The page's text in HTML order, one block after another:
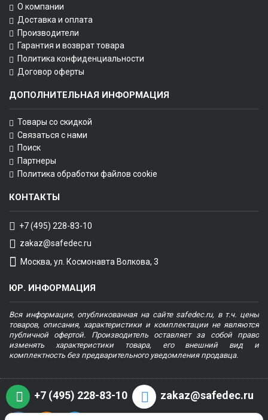
О компании
Доставка и оплата
Производители
Гарантия и возврат товара
Политика конфиденциальности
Договор оферты
ДОПОЛНИТЕЛЬНАЯ ИНФОРМАЦИЯ
Товары со скидкой
Связаться с нами
Поиск
Партнеры
Политика обработки файлов cookie
КОНТАКТЫ
+7 (495) 228-83-10
zakaz@safedec.ru
Москва, ул. Космонавта Волкова, 3
ЮР. ИНФОРМАЦИЯ
Вся информация, опубликованная на сайте safedec.ru, в т.ч. цены
товаров, описания, характеристики и комплектации не являются
публичной офертой. Производитель оставляет за собой право
изменять характеристики товара, его внешний вид и
комплектность без предварительного уведомления продавца.
+7 (495) 228-83-10 zakaz@safedec.ru